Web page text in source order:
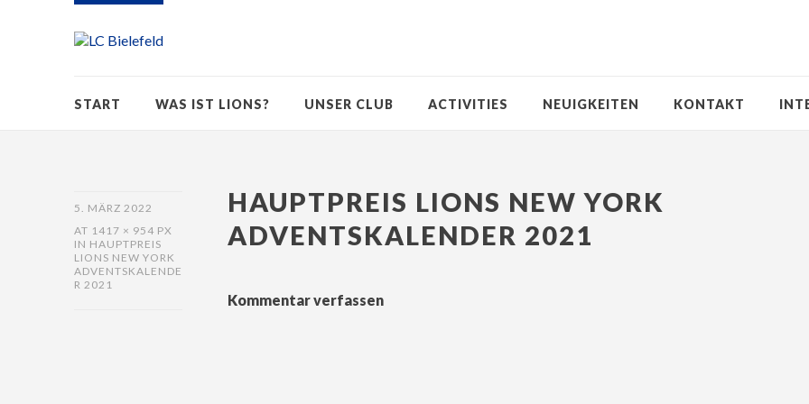
START WAS IST LIONS? UNSER CLUB ACTIVITIES NEUIGKEITEN KONTAKT
5. MÄRZ 2022
AT 1417 × 954 PX
IN HAUPTPREIS
LIONS NEW YORK
ADVENTSKALENDE
R 2021
HAUPTPREIS LIONS NEW YORK
ADVENTSKALENDER 2021
Kommentar verfassen